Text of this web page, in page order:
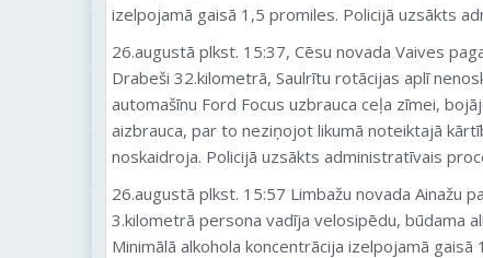
izelpojamā gaisā 1,5 promiles. Policijā uzsākts
26.augustā plkst. 15:37, Cēsu novada Vaives
Drabeši 32.kilometrā, Saulrītu rotācijas aplī
automašīnu Ford Focus uzbrauca ceļa zīmei,
aizbrauca, par to neziņojot likumā noteiktajā
noskaidroja. Policijā uzsākts administratīvais
26.augustā plkst. 15:57 Limbažu novada Ainažu
3.kilometrā persona vadīja velosipēdu, būdama
Minimālā alkohola koncentrācija izelpojamā